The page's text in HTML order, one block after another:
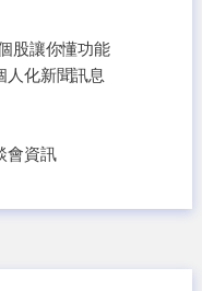
股讓你懂功能
人化新聞訊息
會資訊